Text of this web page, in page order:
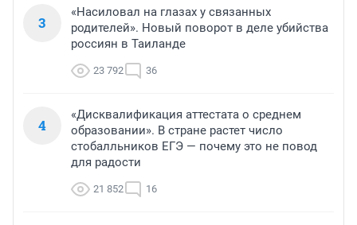
3
«Насиловал на глазах у связанных
родителей». Новый поворот в деле убийства
россиян в Таиланде
23 792 36
4
«Дисквалификация аттестата о среднем
образовании». В стране растет число
стобалльников ЕГЭ — почему это не повод
для радости
21 852 16